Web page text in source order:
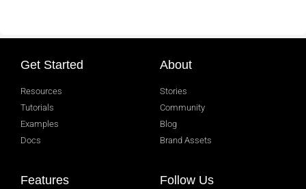
Get Started
Resources
Tutorials
Examples
Docs
About
Stories
Community
Blog
Brand Assets
Features Follow Us